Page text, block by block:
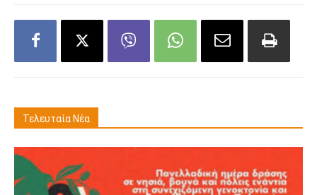
Τελευταία Νέα